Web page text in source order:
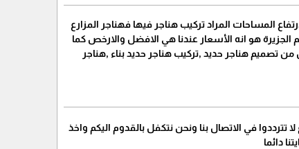
المساحات المراد تركيب هناجر فيها فهناجر المزارع
هو انه الأسعار عندنا هي الافضل والارخص كما
هناجر حديد ,تركيب هناجر حديد بناء ,هناجر
في الاتصال بنا ونحن نتكفل بالقدوم اليكم واخذ
دائما